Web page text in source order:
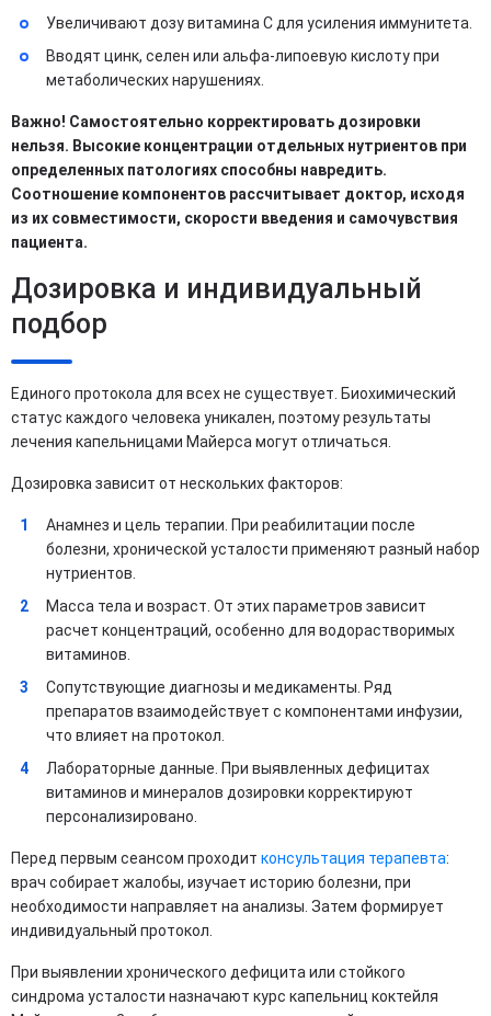
Увеличивают дозу витамина C для усиления иммунитета.
Вводят цинк, селен или альфа-липоевую кислоту при
метаболических нарушениях.
Важно! Самостоятельно корректировать дозировки
нельзя. Высокие концентрации отдельных нутриентов при
определенных патологиях способны навредить.
Соотношение компонентов рассчитывает доктор, исходя
из их совместимости, скорости введения и самочувствия
пациента.
Дозировка и индивидуальный
подбор
Единого протокола для всех не существует. Биохимический
статус каждого человека уникален, поэтому результаты
лечения капельницами Майерса могут отличаться.
Дозировка зависит от нескольких факторов:
Анамнез и цель терапии. При реабилитации после
болезни, хронической усталости применяют разный набор
нутриентов.
Масса тела и возраст. От этих параметров зависит
расчет концентраций, особенно для водорастворимых
витаминов.
Сопутствующие диагнозы и медикаменты. Ряд
препаратов взаимодействует с компонентами инфузии,
что влияет на протокол​.
Лабораторные данные. При выявленных дефицитах
витаминов и минералов дозировки корректируют
персонализировано.
Перед первым сеансом проходит консультация терапевта:
врач собирает жалобы, изучает историю болезни, при
необходимости направляет на анализы. Затем формирует
индивидуальный протокол.
При выявлении хронического дефицита или стойкого
синдрома усталости назначают курс капельниц коктейля